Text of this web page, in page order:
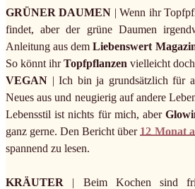
GRÜNER DAUMEN | Wenn ihr
findet, aber der grüne Daumen
Anleitung aus demLiebenswert
So könnt ihrTopfpflanzen vielleicht
VEGAN | Ich bin ja grundsätzlich für
Neues aus und neugierig auf andere
Lebensstil ist nichts für mich, aber
ganz gerne. Den Bericht über 12 Monat
spannend zu lesen.
KRÄUTER | Beim Kochen sind